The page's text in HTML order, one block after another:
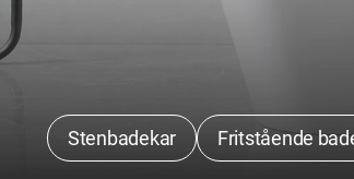
Stenbadekar Fritstående